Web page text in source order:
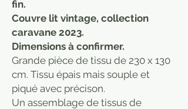
fin.
Couvre lit vintage, collection
caravane 2023.
Dimensions à confirmer.
Grande pièce de tissu de 230 x 130
cm. Tissu épais mais souple et
piqué avec précison.
Un assemblage de tissus de